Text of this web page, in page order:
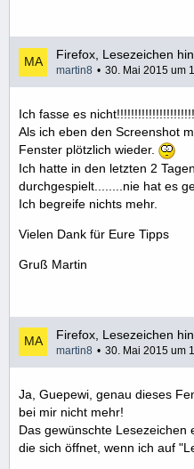
Firefox, Lesezeichen
martin8 30. Mai 2015 um
Ich fasse es
Als ich eben den Screenshot
Fenster plötzlich wieder.
Ich hatte in den letzten 2
durchgespielt........nie hat es
Ich begreife nichts mehr.
Vielen Dank für Eure Tipps
Gruß Martin
Firefox, Lesezeichen
martin8 30. Mai 2015 um
Ja, Guepewi, genau dieses
bei mir nicht mehr!
Das gewünschte Lesezeichen
die sich öffnet, wenn ich auf